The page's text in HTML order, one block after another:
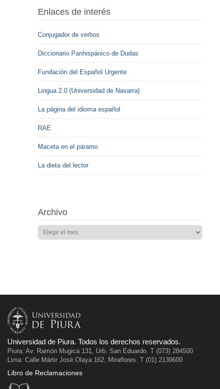
Enlaces de interés
Conjugador de verbos
Diccionario Panhispánico de Dudas
Fundación del Español Urgente
Lingua 2.0 (Universidad de Navarra)
La página del idioma español
RAE
Maceta en el páramo
La dieta del lector
Archivo
Universidad de Piura. Todos los derechos reservados.
Piura: Av. Ramón Mugica 131, Urb. San Eduardo. T (073) 284500
Lima: Calle Mártir José Olaya 162, Miraflores. T (01) 2139600
Libro de Reclamaciones